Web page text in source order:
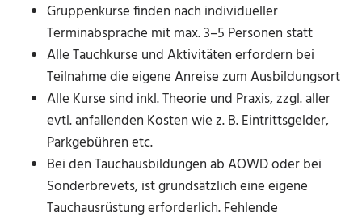
Gruppenkurse finden nach individueller
Terminabsprache mit max. 3–5 Personen statt
Alle Tauchkurse und Aktivitäten erfordern bei
Teilnahme die eigene Anreise zum Ausbildungsort
Alle Kurse sind inkl. Theorie und Praxis, zzgl. aller
evtl. anfallenden Kosten wie z. B. Eintrittsgelder,
Parkgebühren etc.
Bei den Tauchausbildungen ab AOWD oder bei
Sonderbrevets, ist grundsätzlich eine eigene
Tauchausrüstung erforderlich. Fehlende